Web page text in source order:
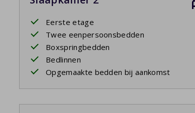
Eerste etage
Twee eenpersoonsbedden
Boxspringbedden
Bedlinnen
Opgemaakte bedden bij aankomst